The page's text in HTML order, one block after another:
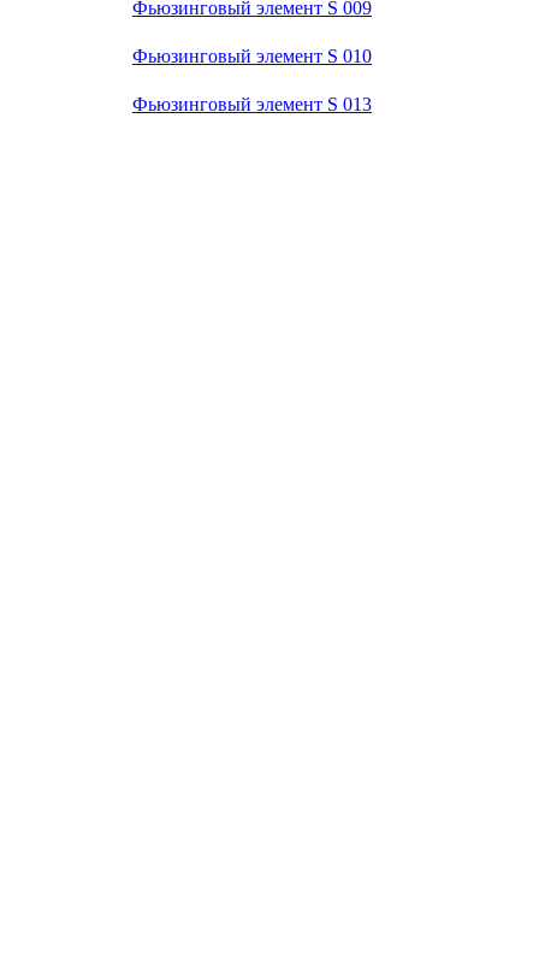
Фьюзинговый элемент S 009
Фьюзинговый элемент S 010
Фьюзинговый элемент S 013